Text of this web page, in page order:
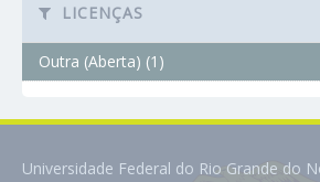
LICENÇAS
Outra (Aberta) (1)
Universidade Federal do Rio Grande do